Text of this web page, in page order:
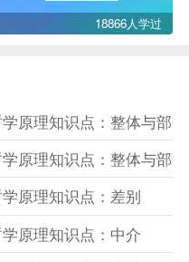
18866人学过
原理知识点：整体与部
原理知识点：整体与部
原理知识点：差别
原理知识点：中介